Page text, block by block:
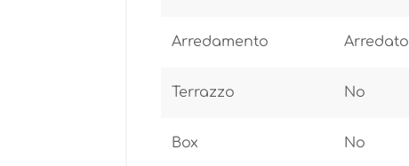
Arredamento Arredato
Terrazzo No
Box No